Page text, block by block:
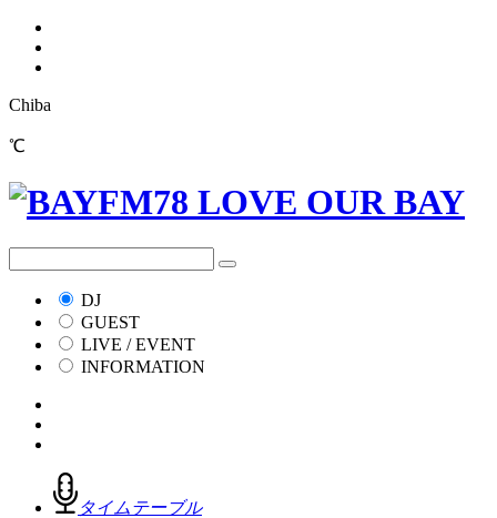
Chiba
℃
DJ
GUEST
LIVE / EVENT
INFORMATION
タイムテーブル